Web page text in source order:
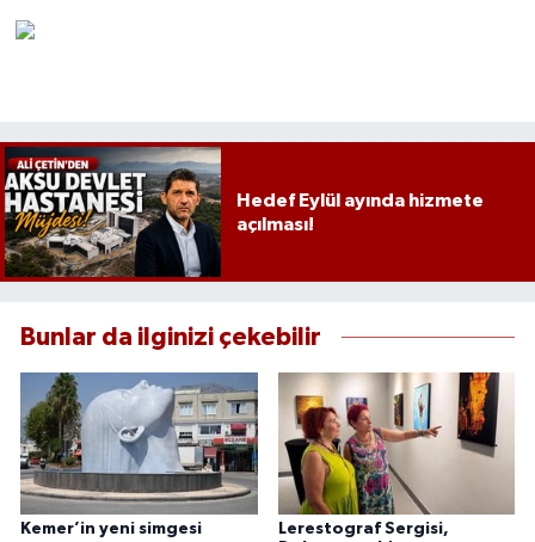
Hedef Eylül ayında hizmete
açılması!
Bunlar da ilginizi çekebilir
Kemer’in yeni simgesi
Lerestograf Sergisi,